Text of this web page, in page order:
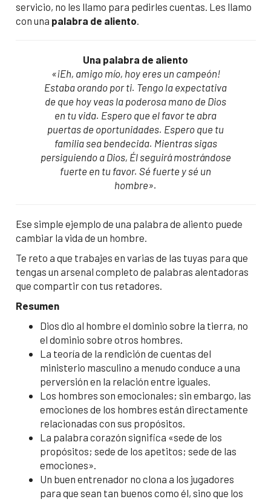
servicio, no les llamo para pedirles cuentas. Les llamo
con una palabra de aliento.
Una palabra de aliento
«¡Eh, amigo mío, hoy eres un campeón!
Estaba orando por ti. Tengo la expectativa
de que hoy veas la poderosa mano de Dios
en tu vida. Espero que el favor te abra
puertas de oportunidades. Espero que tu
familia sea bendecida. Mientras sigas
persiguiendo a Dios, Él seguirá mostrándose
fuerte en tu favor. Sé fuerte y sé un
hombre».
Ese simple ejemplo de una palabra de aliento puede
cambiar la vida de un hombre.
Te reto a que trabajes en varias de las tuyas para que
tengas un arsenal completo de palabras alentadoras
que compartir con tus retadores.
Resumen
Dios dio al hombre el dominio sobre la tierra, no
el dominio sobre otros hombres.
La teoría de la rendición de cuentas del
ministerio masculino a menudo conduce a una
perversión en la relación entre iguales.
Los hombres son emocionales; sin embargo, las
emociones de los hombres están directamente
relacionadas con sus propósitos.
La palabra corazón significa «sede de los
propósitos; sede de los apetitos; sede de las
emociones».
Un buen entrenador no clona a los jugadores
para que sean tan buenos como él, sino que los